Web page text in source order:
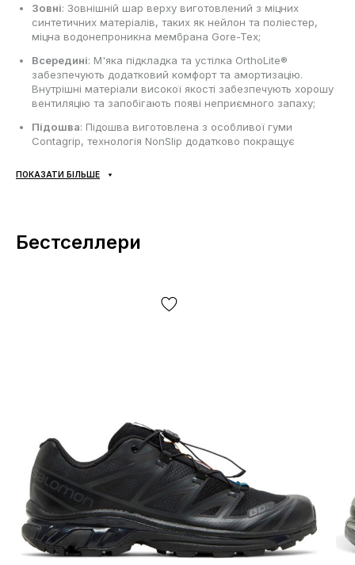
Зовні: Зовнішній шар верху виготовлений з міцних
синтетичних матеріалів, таких як нейлон та поліестер,
міцна водонепроникна мембрана Gore-Tex;
Всередині: М'яка підкладка та устілка OrthoLite®
забезпечують додатковий комфорт та амортизацію.
Внутрішні матеріали високої якості забезпечують хорошу
вентиляцію та запобігають появі неприємного запаху;
Підошва: Підошва виготовлена з особливої гуми
Contagrip, технологія NonSlip додатково покращує
Сезонність: Може використовуватись протягом всього
огляду та примірки товару на відділенні пошти. Вартість
*Залежно від налаштувань та якості роботи Вашого гаджету
колір товару, що зазначено на фото, може дещо відрізнятися
від реального!
*Певні незначні деталі товару та його комлпектації (у тому
числі, але не виключно — розташування етикеток, бірок, їх
форма, розмір або зміст, дрібні принти, колір коробки чи
ПОКАЗАТИ БІЛЬШЕ
Бестселлери